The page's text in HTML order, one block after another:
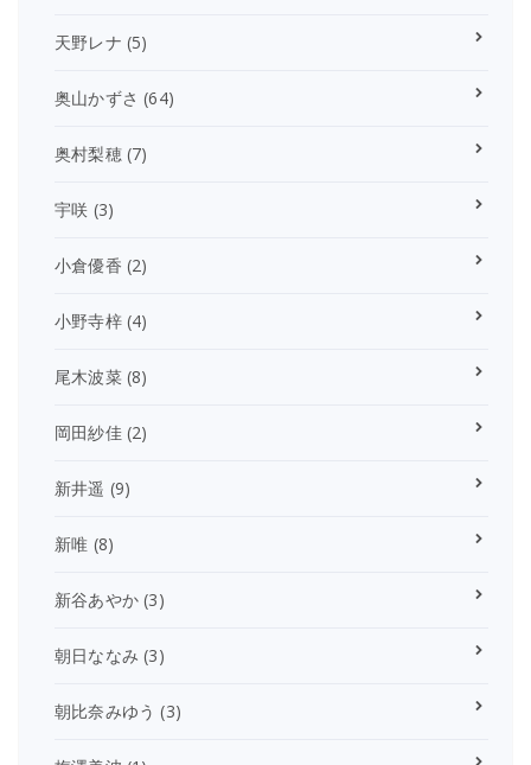
天野レナ (5)
奥山かずさ (64)
奥村梨穂(7)
宇咲 (3)
小倉優香 (2)
小野寺梓(4)
尾木波菜(8)
岡田紗佳(2)
新井遥 (9)
新唯 (8)
新谷あやか (3)
朝日ななみ (3)
朝比奈みゆう (3)